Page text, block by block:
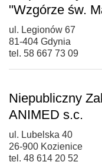
"Wzgórze św.
ul. Legionów 67
81-404 Gdynia
tel. 58 667 73 09
Niepubliczny
ANIMED s.c.
ul. Lubelska 40
26-900 Kozienice
tel. 48 614 20 52